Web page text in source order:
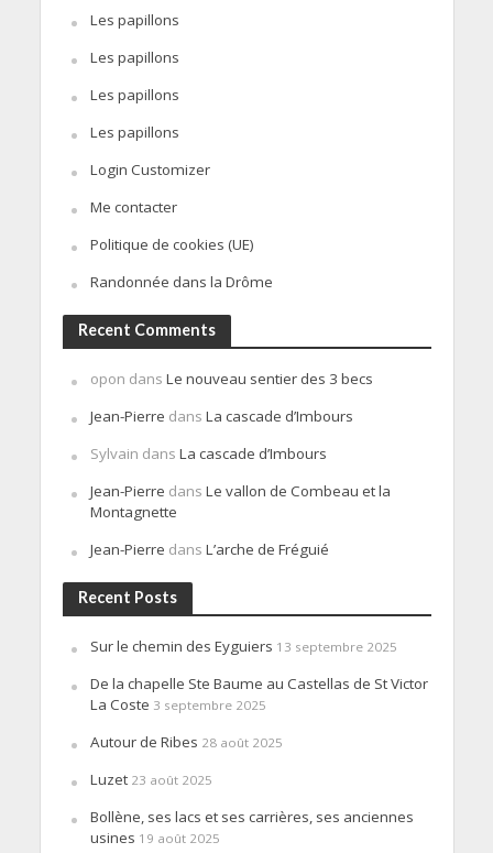
Les papillons
Les papillons
Les papillons
Les papillons
Login Customizer
Me contacter
Politique de cookies (UE)
Randonnée dans la Drôme
Recent Comments
opon dans Le nouveau sentier des 3 becs
Jean-Pierre dans La cascade d’Imbours
Sylvain dans La cascade d’Imbours
Jean-Pierre dans Le vallon de Combeau et la
Montagnette
Jean-Pierre dans L’arche de Fréguié
Recent Posts
Sur le chemin des Eyguiers 13 septembre 2025
De la chapelle Ste Baume au Castellas de St Victor
La Coste 3 septembre 2025
Autour de Ribes 28 août 2025
Luzet 23 août 2025
Bollène, ses lacs et ses carrières, ses anciennes
usines 19 août 2025